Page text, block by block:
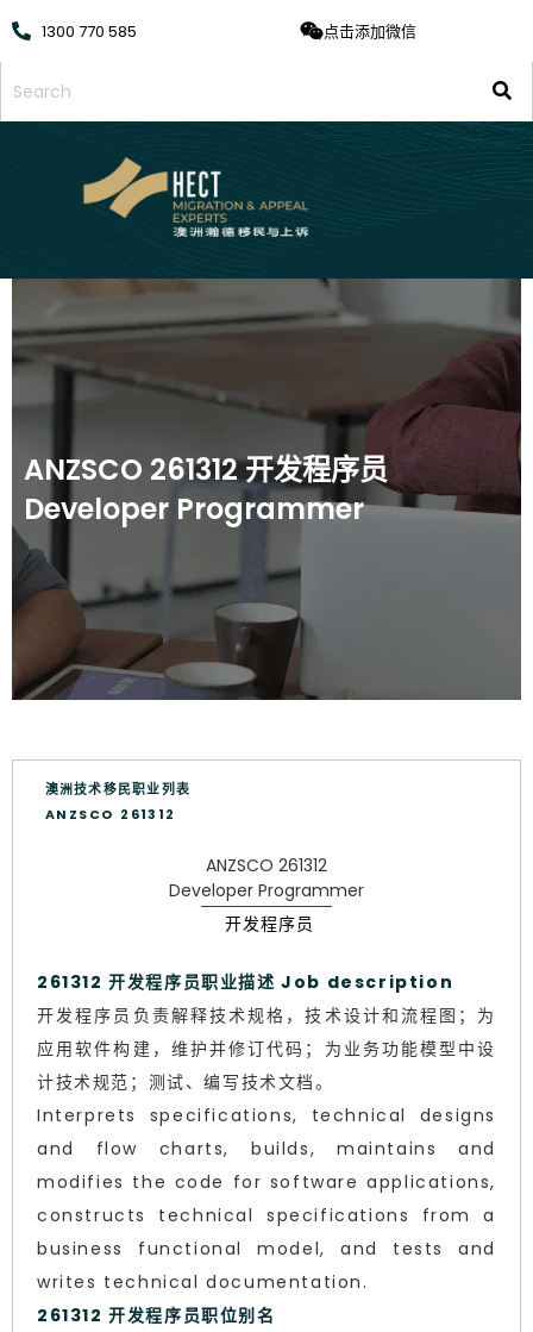
1300 770 585 点击添加微信
ANZSCO 261312 开发程序员
Developer Programmer
澳洲技术移民职业列表
ANZSCO 261312
ANZSCO 261312
Developer Programmer
开发程序员
261312 开发程序员职业描述 Job description
开发程序员负责解释技术规格，技术设计和流程图；为
应用软件构建，维护并修订代码；为业务功能模型中设
计技术规范；测试、编写技术文档。
Interprets specifications, technical designs
and flow charts, builds, maintains and
modifies the code for software applications,
constructs technical specifications from a
business functional model, and tests and
writes technical documentation.
261312 开发程序员职位别名